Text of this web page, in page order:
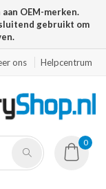
OEM-merken.
gebruikt om
ons Helpcentrum
0